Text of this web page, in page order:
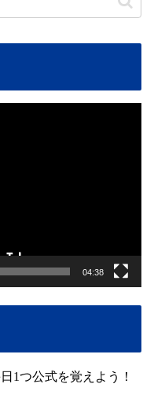
04:38
1つ公式を覚えよう！